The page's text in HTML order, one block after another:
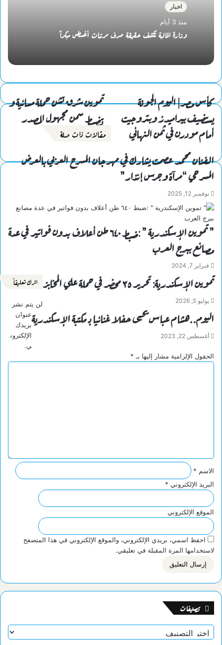
اخبار
منذ 3 أيام
وزارة المالية تكشف حقيقة صرف مرتبات أغسطس مبكراً
كأس مصر| اليوم الجونة
يستضيف بيراميدز وبتروجيت
أمام مودرن في ثمن النهائي
تموين شرق تشن حملة مسائية و
تضبط سمن مجهول المصدر
مقالات ذات صلة
الفنان محمد عصمت يشارك في مهرجان المسرح العربي بالعرض
المسرحي “مرآة وجرس إنذار”
نوفمبر 12, 2025
” تموين الإسكندرية ” :ضبط ٦٤٠ طن أعلاف بدون فواتير في عدة
مصانع ببرج العرب
فبراير 7, 2024
تموين الإسكندرية: تحرير ٣٥ محضر في حملة علي المخابز
يوليو 5, 2026
اليوم..هشام عباس يحيى حفلا غنائيا بـ مكتبة الإسكندرية
أغسطس 22, 2023
اترك تعليقاً
لن يتم نشر
عنوان
بريدك
الإلكترون
ي.
الحقول الإلزامية مشار إليها بـ *
ا
الاسم *
البريد الإلكتروني *
الموقع الإلكتروني
احفظ اسمي، بريدي الإلكتروني، والموقع الإلكتروني في هذا المتصفح
لاستخدامها المرة المقبلة في تعليقي.
تصنيفات
تصنيفات